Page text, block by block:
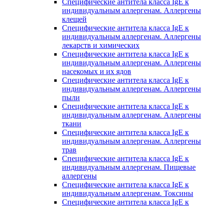
Специфические антитела класса IgE к
индивидуальным аллергенам. Аллергены
клещей
Специфические антитела класса IgE к
индивидуальным аллергенам. Аллергены
лекарств и химических
Специфические антитела класса IgE к
индивидуальным аллергенам. Аллергены
насекомых и их ядов
Специфические антитела класса IgE к
индивидуальным аллергенам. Аллергены
пыли
Специфические антитела класса IgE к
индивидуальным аллергенам. Аллергены
ткани
Специфические антитела класса IgE к
индивидуальным аллергенам. Аллергены
трав
Специфические антитела класса IgE к
индивидуальным аллергенам. Пищевые
аллергены
Специфические антитела класса IgE к
индивидуальным аллергенам. Токсины
Специфические антитела класса IgE к